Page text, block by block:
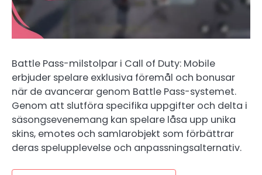
Battle Pass-milstolpar i Call of Duty: Mobile
erbjuder spelare exklusiva föremål och bonusar
när de avancerar genom Battle Pass-systemet.
Genom att slutföra specifika uppgifter och delta i
säsongsevenemang kan spelare låsa upp unika
skins, emotes och samlarobjekt som förbättrar
deras spelupplevelse och anpassningsalternativ.